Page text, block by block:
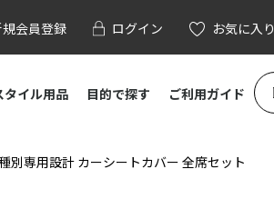
会員登録 ログイン お気に入り
タイル用品 目的で探す ご利用ガイド
別専用設計 カーシートカバー 全席セット